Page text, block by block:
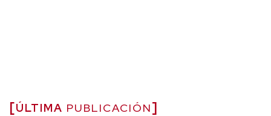
ÚLTIMA PUBLICACIÓN